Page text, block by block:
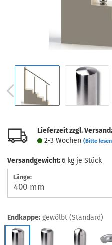
Lieferzeit zzgl.
2-3 Wochen (Bitte
Versandgewicht:6 kg je Stück
Länge:
Endkappe: gewölbt (Standard)